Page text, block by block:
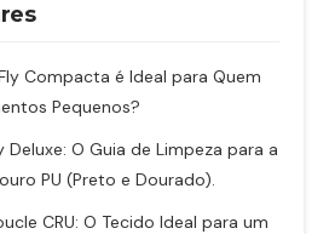
Compacta é Ideal para Quem
Pequenos?
Deluxe: O Guia de Limpeza para a
PU (Preto e Dourado).
CRU: O Tecido Ideal para um